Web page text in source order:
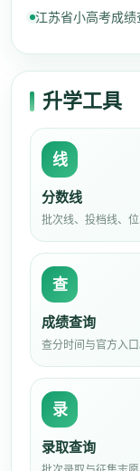
江苏省小高考成绩
升学工具
线
分数线
批次线、投档线、位
查
成绩查询
查分时间与官方入口
录
录取查询